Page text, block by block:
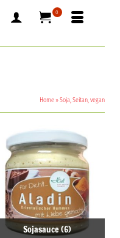
0
Home »Soja, Seitan, vegan
Sojasauce(6)